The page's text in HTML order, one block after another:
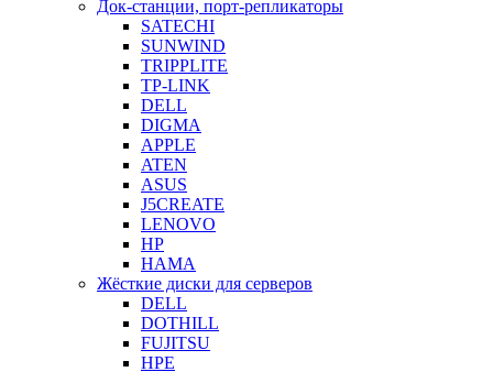
Док-станции, порт-репликаторы
SATECHI
SUNWIND
TRIPPLITE
TP-LINK
DELL
DIGMA
APPLE
ATEN
ASUS
J5CREATE
LENOVO
HP
HAMA
Жёсткие диски для серверов
DELL
DOTHILL
FUJITSU
HPE